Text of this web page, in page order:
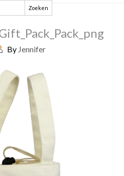
By Jennifer